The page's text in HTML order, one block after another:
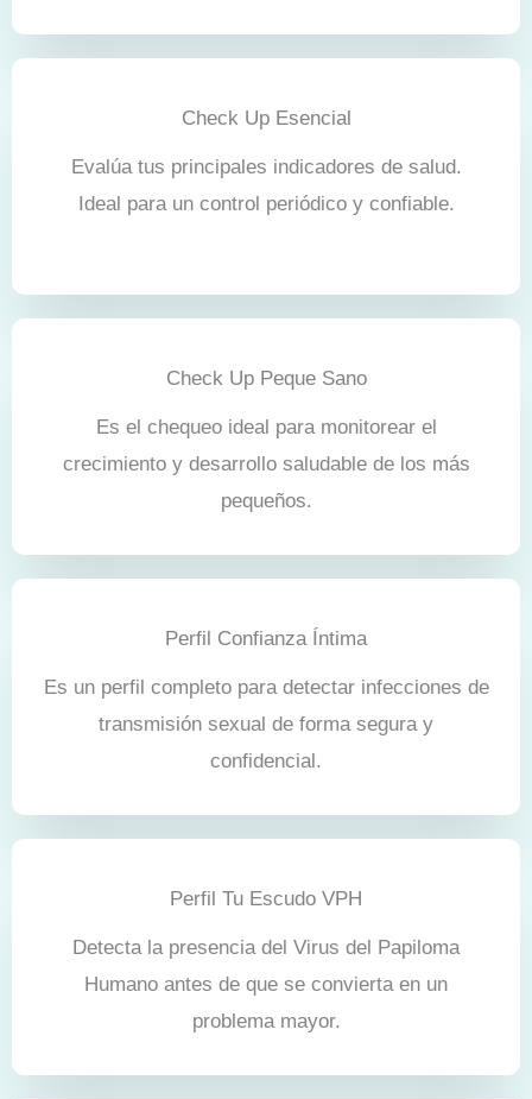
Check Up Esencial
Evalúa tus principales indicadores de salud.
Ideal para un control periódico y confiable.
Check Up Peque Sano
Es el chequeo ideal para monitorear el
crecimiento y desarrollo saludable de los más
pequeños.
Perfil Confianza Íntima
Es un perfil completo para detectar infecciones de
transmisión sexual de forma segura y
confidencial.
Perfil Tu Escudo VPH
Detecta la presencia del Virus del Papiloma
Humano antes de que se convierta en un
problema mayor.